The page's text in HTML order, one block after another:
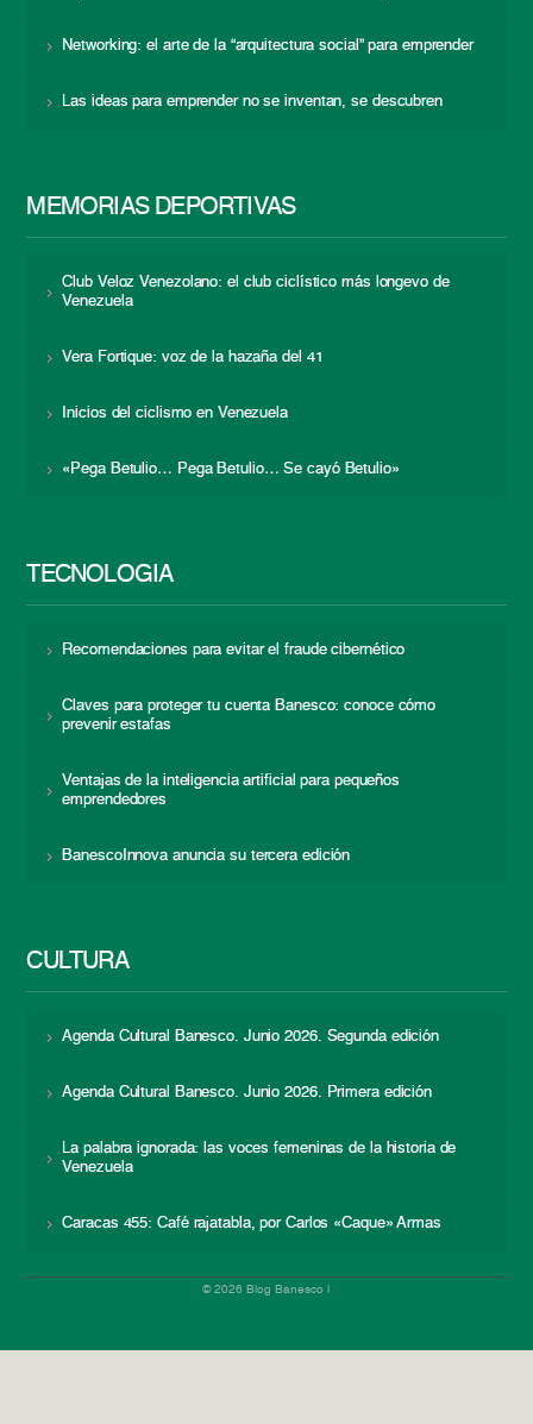
Networking: el arte de la “arquitectura social” para emprender
Las ideas para emprender no se inventan, se descubren
MEMORIAS DEPORTIVAS
Club Veloz Venezolano: el club ciclístico más longevo de
Venezuela
Vera Fortique: voz de la hazaña del 41
Inicios del ciclismo en Venezuela
«Pega Betulio… Pega Betulio… Se cayó Betulio»
TECNOLOGÍA
Recomendaciones para evitar el fraude cibernético
Claves para proteger tu cuenta Banesco: conoce cómo
prevenir estafas
Ventajas de la inteligencia artificial para pequeños
emprendedores
BanescoInnova anuncia su tercera edición
CULTURA
Agenda Cultural Banesco. Junio 2026. Segunda edición
Agenda Cultural Banesco. Junio 2026. Primera edición
La palabra ignorada: las voces femeninas de la historia de
Venezuela
Caracas 455: Café rajatabla, por Carlos «Caque» Armas
© 2026 Blog Banesco |